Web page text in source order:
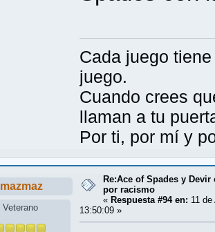
Cada juego
juego.
Cuando crees
llaman a tu
Por ti, por mí y
mazmaz
Veterano
Re:Ace of Spades y
por racismo
« Respuesta #94 en: 11
13:50:09 »